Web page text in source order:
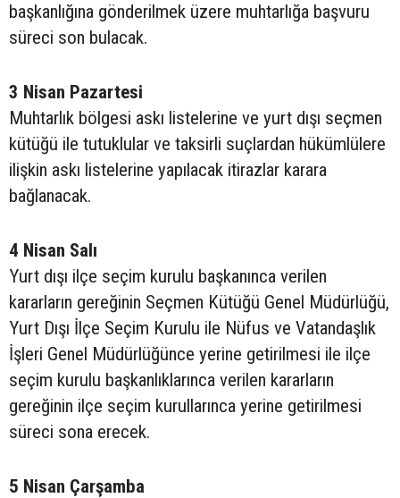
başkanlığına gönderilmek üzere muhtarlığa başvuru
süreci son bulacak.
3 Nisan Pazartesi
Muhtarlık bölgesi askı listelerine ve yurt dışı seçmen
kütüğü ile tutuklular ve taksirli suçlardan hükümlülere
ilişkin askı listelerine yapılacak itirazlar karara
bağlanacak.
4 Nisan Salı
Yurt dışı ilçe seçim kurulu başkanınca verilen
kararların gereğinin Seçmen Kütüğü Genel Müdürlüğü,
Yurt Dışı İlçe Seçim Kurulu ile Nüfus ve Vatandaşlık
İşleri Genel Müdürlüğünce yerine getirilmesi ile ilçe
seçim kurulu başkanlıklarınca verilen kararların
gereğinin ilçe seçim kurullarınca yerine getirilmesi
süreci sona erecek.
5 Nisan Çarşamba